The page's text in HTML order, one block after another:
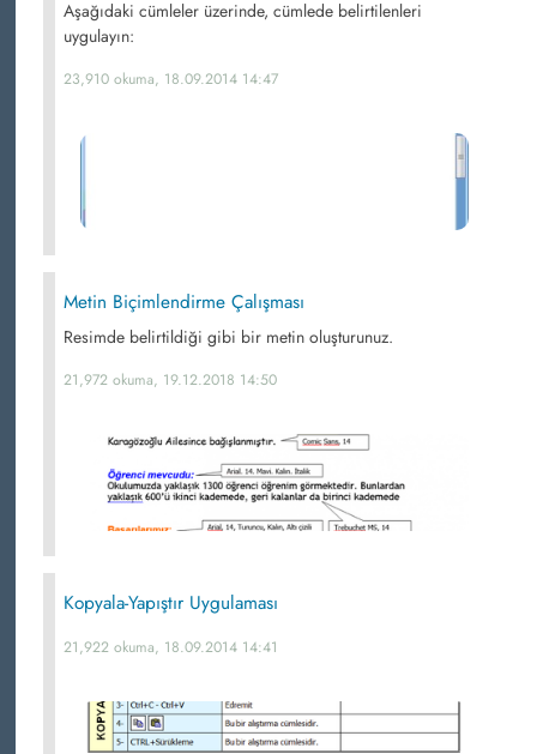
Aşağıdaki cümleler üzerinde, cümlede belirtilenleri
uygulayın:
23,910 okuma, 18.09.2014 14:47
Metin Biçimlendirme Çalışması
Resimde belirtildiği gibi bir metin oluşturunuz.
21,972 okuma, 19.12.2018 14:50
Kopyala-Yapıştır Uygulaması
21,922 okuma, 18.09.2014 14:41